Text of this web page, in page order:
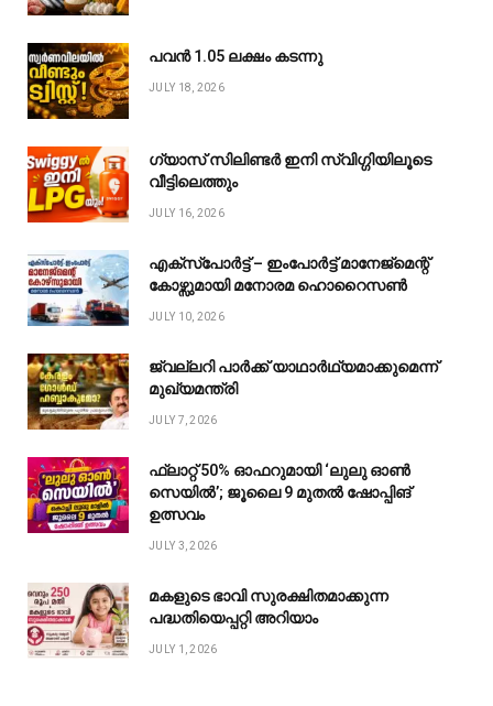
പവൻ ₹1.05 ലക്ഷം കടന്നു
JULY 18, 2026
ഗ്യാസ് സിലിണ്ടർ ഇനി സ്വിഗ്ഗിയിലൂടെ
വീട്ടിലെത്തും
JULY 16, 2026
എക്സ്പോർട്ട് – ഇംപോർട്ട് മാനേജ്മെന്റ്
കോഴ്സുമായി മനോരമ ഹൊറൈസൺ
JULY 10, 2026
ജ്വല്ലറി പാർക്ക് യാഥാർഥ്യമാക്കുമെന്ന്
മുഖ്യമന്ത്രി
JULY 7, 2026
ഫ്ലാറ്റ് 50% ഓഫറുമായി ‘ലുലു ഓൺ
സെയിൽ’; ജൂലൈ 9 മുതൽ ഷോപ്പിങ്
ഉത്സവം
JULY 3, 2026
മകളുടെ ഭാവി സുരക്ഷിതമാക്കുന്ന
പദ്ധതിയെപ്പറ്റി അറിയാം
JULY 1, 2026